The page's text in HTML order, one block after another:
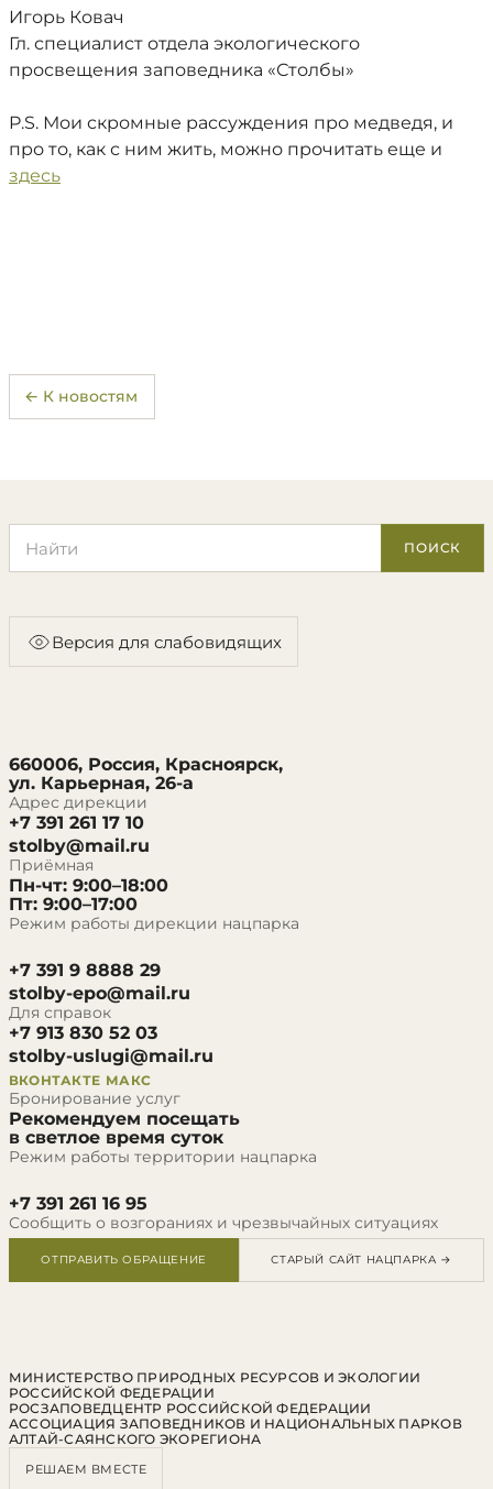
Игорь Ковач
Гл. специалист отдела экологического
просвещения заповедника «Столбы»
P.S. Мои скромные рассуждения про медведя, и
про то, как с ним жить, можно прочитать еще и
здесь
← К новостям
ПОИСК
Версия для слабовидящих
660006, Россия, Красноярск,
ул. Карьерная, 26-а
Адрес дирекции
+7 391 261 17 10
stolby@mail.ru
Приёмная
Пн-чт: 9:00–18:00
Пт: 9:00–17:00
Режим работы дирекции нацпарка
+7 391 9 8888 29
stolby-epo@mail.ru
Для справок
+7 913 830 52 03
stolby-uslugi@mail.ru
ВКОНТАКТЕ МАКС
Бронирование услуг
Рекомендуем посещать
в светлое время суток
Режим работы территории нацпарка
+7 391 261 16 95
Сообщить о возгораниях и чрезвычайных ситуациях
ОТПРАВИТЬ ОБРАЩЕНИЕ СТАРЫЙ САЙТ НАЦПАРКА →
МИНИСТЕРСТВО ПРИРОДНЫХ РЕСУРСОВ И ЭКОЛОГИИ
РОССИЙСКОЙ ФЕДЕРАЦИИ
РОСЗАПОВЕДЦЕНТР РОССИЙСКОЙ ФЕДЕРАЦИИ
АССОЦИАЦИЯ ЗАПОВЕДНИКОВ И НАЦИОНАЛЬНЫХ ПАРКОВ
АЛТАЙ-САЯНСКОГО ЭКОРЕГИОНА
РЕШАЕМ ВМЕСТЕ